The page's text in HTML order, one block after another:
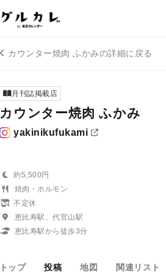
カウンター焼肉 ふかみの詳細に戻る
月刊誌掲載店
カウンター焼肉 ふかみ
yakinikufukami
約5,500円
焼肉・ホルモン
不定休
恵比寿駅、代官山駅
恵比寿駅から徒歩3分
トップ 投稿 地図 関連リスト